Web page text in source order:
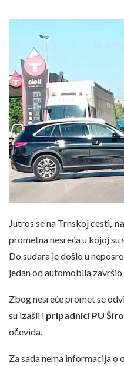
Jutros se na Trnskoj cesti ,
prometna nesreća u kojoj su
Do sudara je došlo u
jedan od automobila
Zbog nesreće promet se
su izašli i pripadnici PU
očevida.
Za sada nema informacija